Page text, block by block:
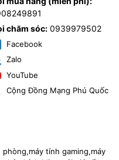
chăm sóc: 0939979502
Facebook
Zalo
YouTube
Cộng Đồng Mạng Phú Quốc
tính gaming,máy